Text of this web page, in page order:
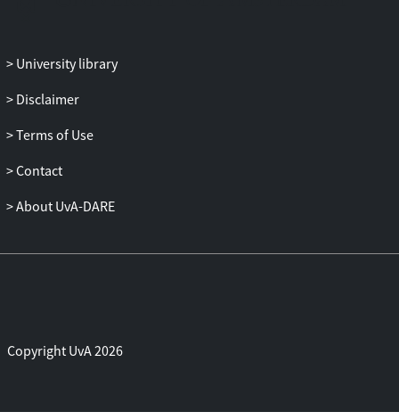
University library
Disclaimer
Terms of Use
Contact
About UvA-DARE
Copyright UvA 2026